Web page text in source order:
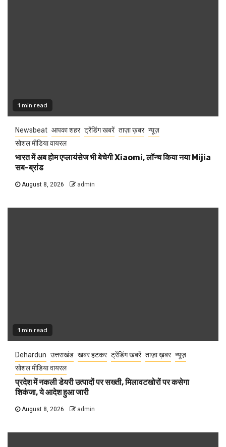
1 min read
Newsbeat आपका शहर ट्रेंडिंग खबरें ताज़ा ख़बर न्यूज़
सोशल मीडिया वायरल
भारत में अब होम एप्लायंसेज भी बेचेगी Xiaomi, लॉन्च किया नया Mijia
सब-ब्रांड
August 8, 2026 admin
1 min read
Dehardun उत्तराखंड खबर हटकर ट्रेंडिंग खबरें ताज़ा ख़बर न्यूज़
सोशल मीडिया वायरल
प्रदेश में नकली डेयरी उत्पादों पर सख्ती, मिलावटखोरों पर कसेगा
शिकंजा, ये आदेश हुआ जारी
August 8, 2026 admin